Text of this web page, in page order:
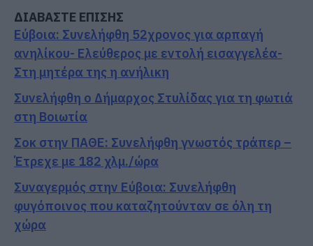
ΔΙΑΒΑΣΤΕ ΕΠΙΣΗΣ
Εύβοια: Συνελήφθη 52χρονος για αρπαγή
ανηλίκου- Ελεύθερος με εντολή εισαγγελέα-
Στη μητέρα της η ανήλικη
Συνελήφθη ο Δήμαρχος Στυλίδας για τη φωτιά
στη Βοιωτία
Σοκ στην ΠΑΘΕ: Συνελήφθη γνωστός τράπερ –
Έτρεχε με 182 χλμ./ώρα
Συναγερμός στην Εύβοια: Συνελήφθη
φυγόποινος που καταζητούνταν σε όλη τη
χώρα